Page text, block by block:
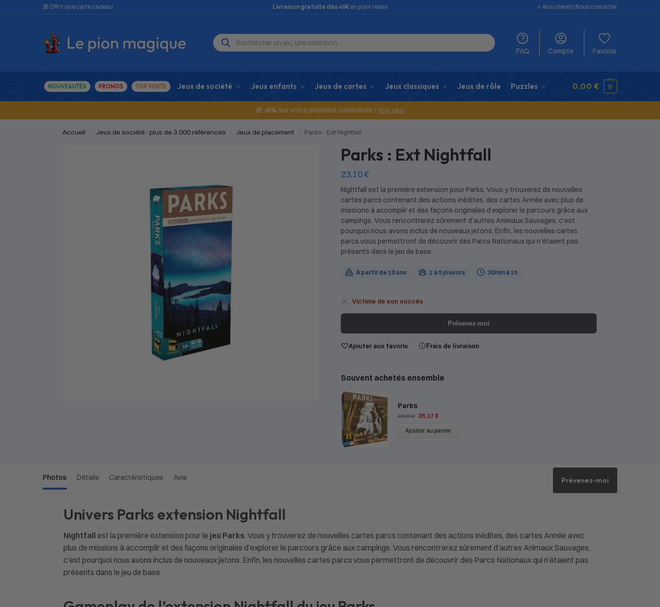
🎁 Offrir une carte cadeau Livraison gratuite dès 49€ en point relais ⭐️ Avis clients | Nous contacter
FAQ Compte Favoris
NOUVEAUTÉS PROMOS TOP VENTE Jeux de société Jeux enfants Jeux de cartes Jeux classiques Jeux de rôle Puzzles 0,00 € 0
🎁 -5% sur votre première commande ! Voir plus
Accueil Jeux de société : plus de 3 000 références Jeux de placement Parks : Ext Nightfall
Parks : Ext Nightfall
23,10€
Nightfall est la première extension pour Parks. Vous y trouverez de nouvelles
cartes parcs contenant des actions inédites, des cartes Année avec plus de
missions à accomplir et des façons originales d’explorer le parcours grâce aux
campings. Vous rencontrerez sûrement d’autres Animaux Sauvages, c’est
pourquoi nous avons inclus de nouveaux jetons. Enfin, les nouvelles cartes
parcs vous permettront de découvrir des Parcs Nationaux qui n’étaient pas
présents dans le jeu de base.
À partir de 10 ans 1 à 5 joueurs 30min à 1h
Victime de son succès
Prévenez-moi
Ajouter aux favoris Frais de livraison
Souvent achetés ensemble
Parks
46,90€ 35,17€
Ajouter au panier
Photos Détails Caractéristiques Avis Prévenez-moi
Univers Parks extension Nightfall
Nightfall est la première extension pour le jeu Parks . Vous y trouverez de nouvelles cartes parcs contenant des actions inédites, des cartes Année avec
plus de missions à accomplir et des façons originales d’explorer le parcours grâce aux campings. Vous rencontrerez sûrement d’autres Animaux Sauvages,
c’est pourquoi nous avons inclus de nouveaux jetons. Enfin, les nouvelles cartes parcs vous permettront de découvrir des Parcs Nationaux qui n’étaient pas
présents dans le jeu de base.